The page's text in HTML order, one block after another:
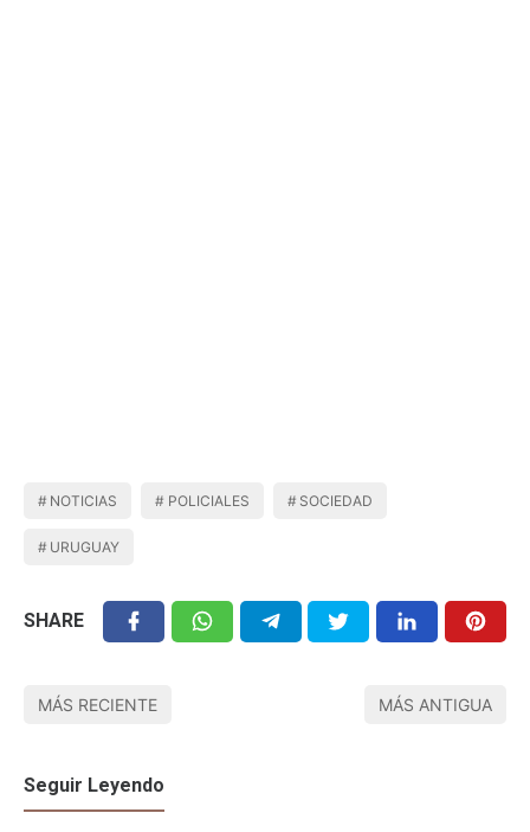
NOTICIAS POLICIALES SOCIEDAD
URUGUAY
SHARE
MÁS RECIENTE MÁS ANTIGUA
Seguir Leyendo